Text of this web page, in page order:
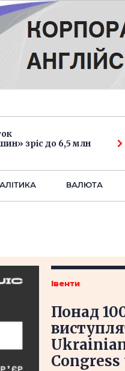
зріс до 6,5 млн
ВАЛЮТА
Івенти
Понад
Congress